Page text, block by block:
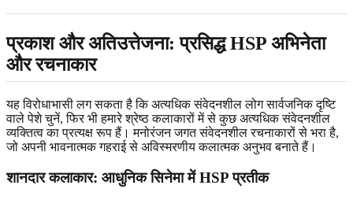
प्रकाश और अतिउत्तेजना: प्रसिद्ध HSP अभिनेता
और रचनाकार
यह विरोधाभासी लग सकता है कि अत्यधिक संवेदनशील लोग सार्वजनिक दृष्टि
वाले पेशे चुनें, फिर भी हमारे श्रेष्ठ कलाकारों में से कुछ अत्यधिक संवेदनशील
व्यक्तित्व का प्रत्यक्ष रूप हैं। मनोरंजन जगत संवेदनशील रचनाकारों से भरा है,
जो अपनी भावनात्मक गहराई से अविस्मरणीय कलात्मक अनुभव बनाते हैं।
शानदार कलाकार: आधुनिक सिनेमा में HSP प्रतीक